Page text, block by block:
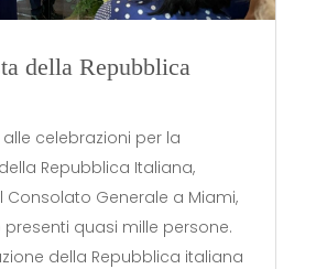
della Repubblica
celebrazioni per la
Repubblica Italiana,
Generale a Miami,
quasi mille persone.
della Repubblica italiana